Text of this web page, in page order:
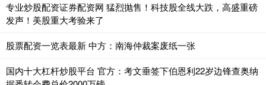
专业炒股配资证券配资网 猛烈抛售！科技股全线大跌，高盛重磅
发声！美股重大考验来了
股票配资一览表最新 中方：南海仲裁案废纸一张
国内十大杠杆炒股平台 官方：考文垂签下伯恩利22岁边锋查奥纳